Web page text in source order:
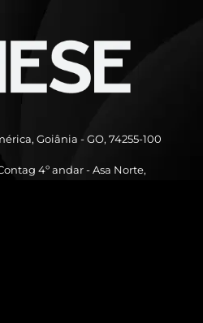
Goiânia - GO, 74255-100
4º andar - Asa Norte,